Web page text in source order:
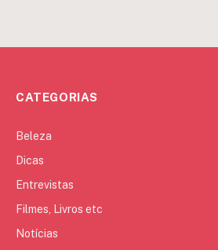
CATEGORIAS
Beleza
Dicas
Entrevistas
Filmes, Livros etc
Notícias